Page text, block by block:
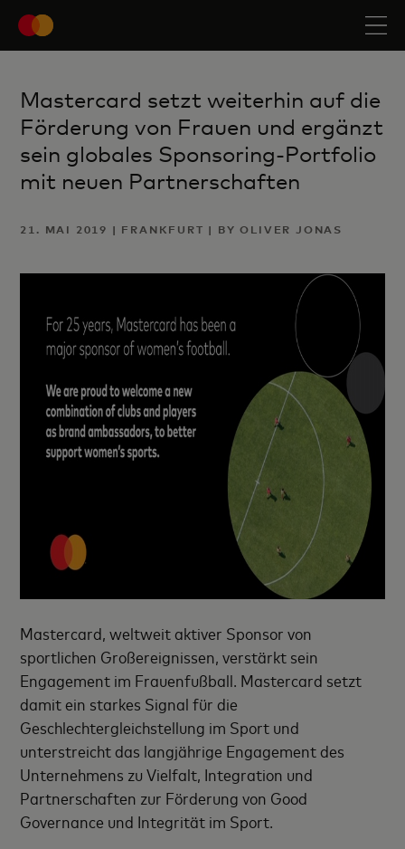
Mastercard setzt weiterhin auf die
Förderung von Frauen und ergänzt
sein globales Sponsoring-Portfolio
mit neuen Partnerschaften
21. MAI 2019 | FRANKFURT | BY OLIVER JONAS
Mastercard, weltweit aktiver Sponsor von
sportlichen Großereignissen, verstärkt sein
Engagement im Frauenfußball. Mastercard setzt
damit ein starkes Signal für die
Geschlechtergleichstellung im Sport und
unterstreicht das langjährige Engagement des
Unternehmens zu Vielfalt, Integration und
Partnerschaften zur Förderung von Good
Governance und Integrität im Sport.